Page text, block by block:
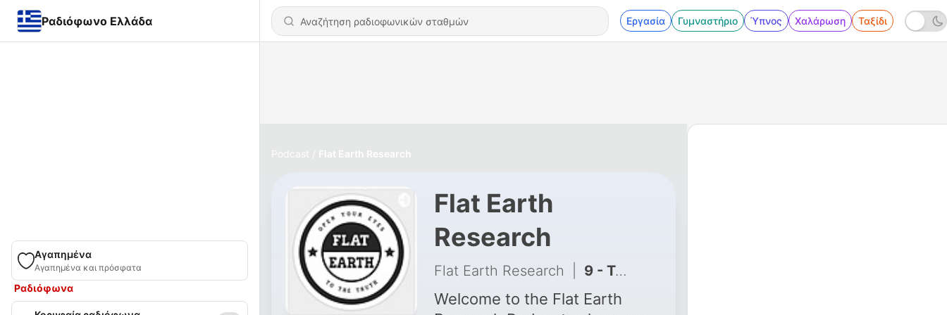
Ραδιόφωνο Ελλάδα Εργασία Γυμναστήριο Ύπνος Χαλάρωση Ταξίδι
Αγαπημένα
Αγαπημένα και πρόσφατα
Ραδιόφωνα
Podcast Flat Earth Research
Flat Earth
Research
Flat Earth Research 9 - Talkin' Flat Earth ft. We Only Do One Take Podcast
Welcome to the Flat Earth